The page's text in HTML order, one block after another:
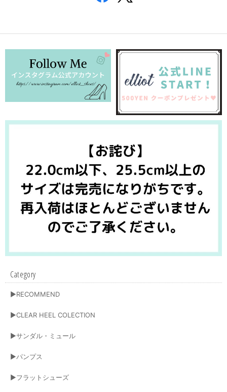
Category
▶RECOMMEND
▶CLEAR HEEL COLECTION
▶サンダル・ミュール
▶パンプス
▶フラットシューズ